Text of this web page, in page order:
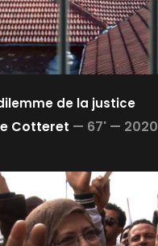
de la justice
Cotteret — 67' — 2020